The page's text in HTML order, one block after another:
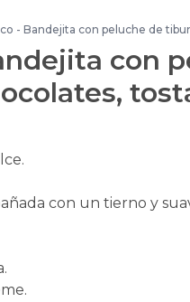
- Bandejita con peluche de
con
con un tierno y